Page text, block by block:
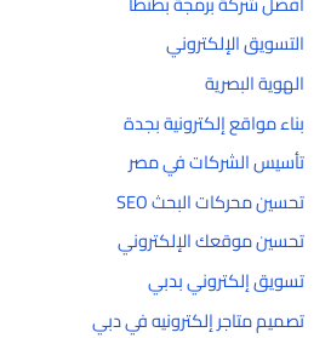
التسويق الإلكتروني
الهوية البصرية
بناء مواقع إلكترونية بجدة
تأسيس الشركات في مصر
تحسين محركات البحث SEO
تحسين موقعك الإلكتروني
تسويق إلكتروني بدبي
تصميم متاجر إلكترونيه في دبي